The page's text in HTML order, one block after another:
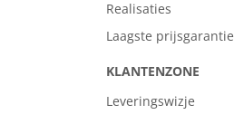
Realisaties
Laagste prijsgarantie
KLANTENZONE
Leveringswizje